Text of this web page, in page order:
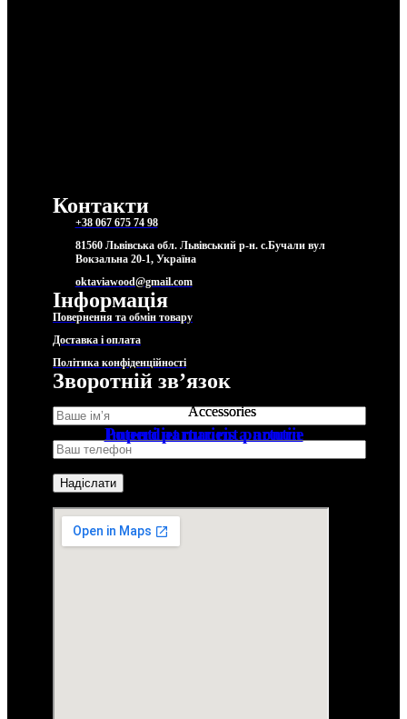
Accessories
Imperdiet mauris a nontin
Accessories
Potenti parturient parturie
Контакти
+38 067 675 74 98
81560 Львівська обл. Львівський р-н. с.Бучали вул
Вокзальна 20-1, Україна
oktaviawood@gmail.com
Інформація
Повернення та обмін товару
Доставка і оплата
Політика конфіденційності
Зворотній звʼязок